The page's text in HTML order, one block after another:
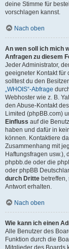
deine Stimme für
vorschlagen kannst.
Nach oben
An wen soll ich mich
Anfragen zu diesem
Jeder Administrator,
geeigneter Kontakt für
solltest du den
„WHOIS“-Abfrage
Webhoster wie z. B.
den Abuse-Kontakt
Limited (phpBB.com)
Einfluss auf die
haben und dafür in
können. Kontaktiere
Zusammenhang mit
Haftungsfragen usw.),
phpbb.de oder die
oder phpBB
durch Dritte
Antwort erhalten.
Nach oben
Wie kann ich einen
Alle Benutzer des
Funktion durch die
Mitglieder des Boards